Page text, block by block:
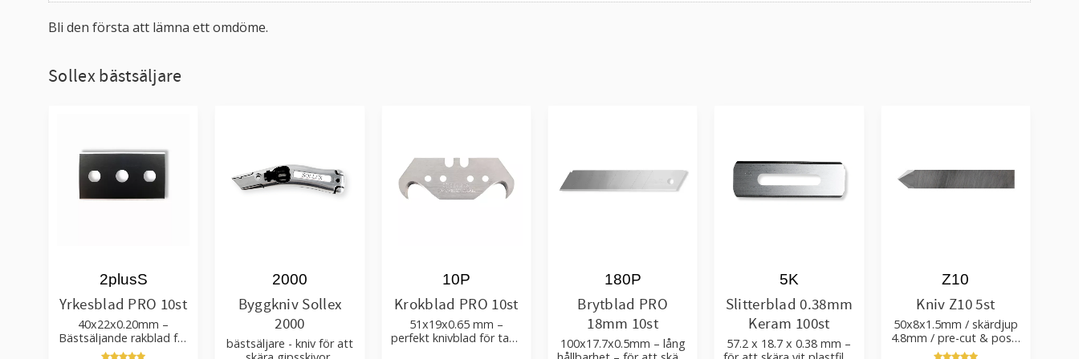
Bli den första att lämna ett omdöme.
Sollex bästsäljare
Yrkesblad PRO 10st
40x22x0.20mm –
Bästsäljande rakblad för
att skära tapet, tyg, filt,
2plusS
Byggkniv Sollex
2000
bästsäljare - kniv för att
2000
Krokblad PRO 10st
51x19x0.65 mm –
perfekt knivblad för tak-,
10P
Brytblad PRO
18mm 10st
100x17.7x0.5mm – lång
180P
Slitterblad 0.38mm
Keram 100st
57.2 x 18.7 x 0.38 mm –
5K
Kniv Z10 5st
50x8x1.5mm / skärdjup
4.8mm / pre-cut & post-
cut 0.84xTm / skärvinkel
Z10